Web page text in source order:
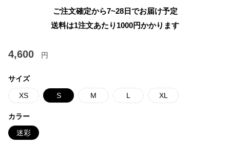
ご注文確定から7~28日でお届け予定
送料は1注文あたり 1000円かかります
4,600 円
サイズ
XS S M L XL
カラー
迷彩